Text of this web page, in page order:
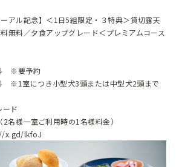
アル記念】＜1日5組限定・３特典＞貸切露天
無料／夕食アップグレード＜プレミアムコース
※要予約
※1室につき小型犬3頭または中型犬2頭まで
ド
名様一室ご利用時の1名様料金）
x.gd/lkfoJ